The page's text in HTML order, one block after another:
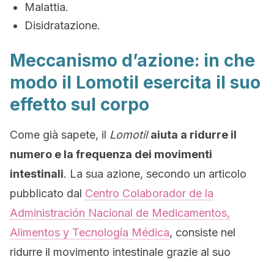
Malattia.
Disidratazione.
Meccanismo d’azione: in che
modo il Lomotil esercita il suo
effetto sul corpo
Come già sapete, il Lomotil aiuta a ridurre il
numero e la frequenza dei movimenti
intestinali. La sua azione, secondo un articolo
pubblicato dal Centro Colaborador de la
Administración Nacional de Medicamentos,
Alimentos y Tecnología Médica, consiste nel
ridurre il movimento intestinale grazie al suo